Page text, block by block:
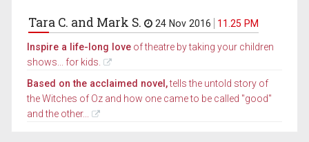
Tara C. and Mark S. 24 Nov 2016 11.25 PM
Inspire a life-long love of theatre by taking your children
shows... for kids.
Based on the acclaimed novel,tells the untold story of
the Witches of Oz and how one came to be called "good"
and the other...